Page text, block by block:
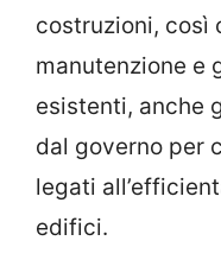
costruzioni, così
manutenzione e
esistenti, anche
dal governo per
legati
edifici.